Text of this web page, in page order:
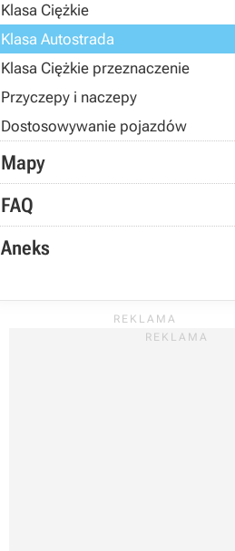
Klasa Ciężkie
Klasa Autostrada
Klasa Ciężkie przeznaczenie
Przyczepy i naczepy
Dostosowywanie pojazdów
Mapy
FAQ
Aneks